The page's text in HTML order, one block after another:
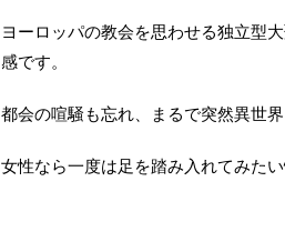
ヨーロッパの教会を思わせる独立型
感です。
都会の喧騒も忘れ、まるで突然異世
女性なら一度は足を踏み入れてみた